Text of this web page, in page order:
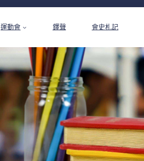
運動會 鐸聲 會史札記